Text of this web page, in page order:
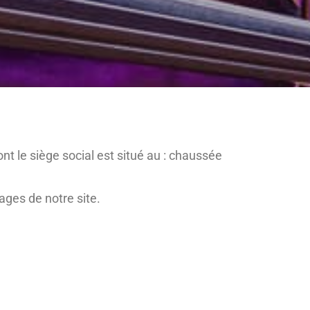
le siège social est situé au : chaussée
de notre site.